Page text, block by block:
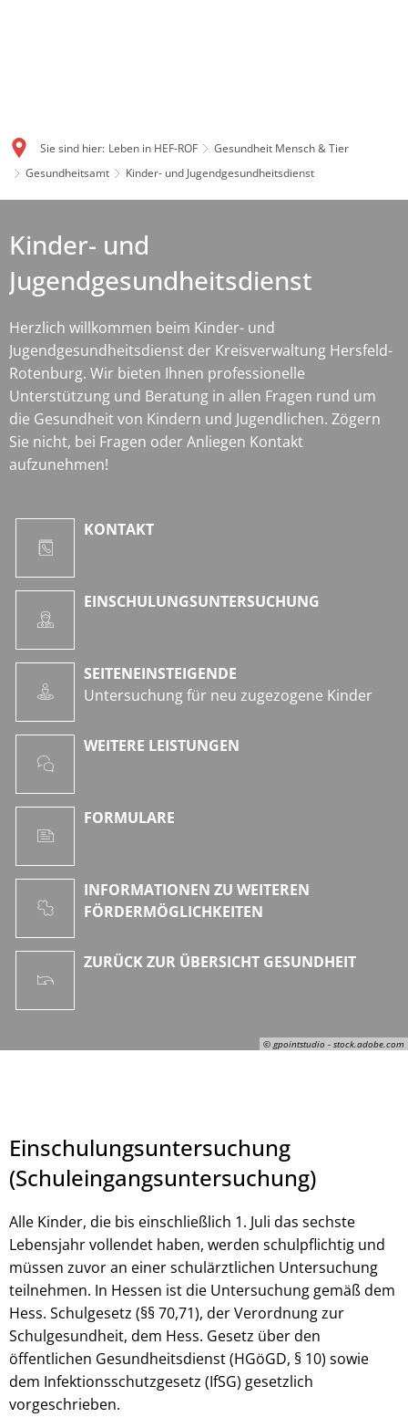
Sie sind hier: Leben in HEF-ROF
Gesundheit Mensch & Tier
Gesundheitsamt
Kinder- und Jugendgesundheitsdienst
© gpointstudio - stock.adobe.com
© gpointstudio - stock.adobe.com
Kinder- und
Jugendgesundheitsdienst
Herzlich willkommen beim Kinder- und
Jugendgesundheitsdienst der Kreisverwaltung Hersfeld-
Rotenburg. Wir bieten Ihnen professionelle
Unterstützung und Beratung in allen Fragen rund um
die Gesundheit von Kindern und Jugendlichen. Zögern
Sie nicht, bei Fragen oder Anliegen Kontakt
aufzunehmen!
KONTAKT
EINSCHULUNGSUNTERSUCHUNG
SEITENEINSTEIGENDE
Untersuchung für neu zugezogene Kinder
WEITERE LEISTUNGEN
FORMULARE
INFORMATIONEN ZU WEITEREN
FÖRDERMÖGLICHKEITEN
ZURÜCK ZUR ÜBERSICHT GESUNDHEIT
Einschulungsuntersuchung
(Schuleingangsuntersuchung)
Alle Kinder, die bis einschließlich 1. Juli das sechste
Lebensjahr vollendet haben, werden schulpflichtig und
müssen zuvor an einer schulärztlichen Untersuchung
teilnehmen. In Hessen ist die Untersuchung gemäß dem
Hess. Schulgesetz (§§ 70,71), der Verordnung zur
Schulgesundheit, dem Hess. Gesetz über den
öffentlichen Gesundheitsdienst (HGöGD, § 10) sowie
dem Infektionsschutzgesetz (IfSG) gesetzlich
vorgeschrieben.